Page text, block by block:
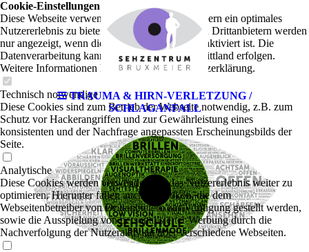
TRAUMA & HIRN-VERLETZUNG /
SCHLAGANFALL
Cookie-Einstellungen
Diese Webseite verwendet Cookies, um Besuchern ein optimales
Nutzererlebnis zu bieten. Bestimmte Inhalte von Drittanbietern werden
nur angezeigt, wenn die entsprechende Option aktiviert ist. Die
Datenverarbeitung kann dann auch in einem Drittland erfolgen.
Weitere Informationen hierzu in der Datenschutzerklärung.
Technisch notwendige
Diese Cookies sind zum Betrieb der Webseite notwendig, z.B. zum
Schutz vor Hackerangriffen und zur Gewährleistung eines
konsistenten und der Nachfrage angepassten Erscheinungsbilds der
Seite.
Analytische
Diese Cookies werden verwendet, um das Nutzererlebnis weiter zu
optimieren. Hierunter fallen auch Statistiken, die dem
Webseitenbetreiber von Drittanbietern zur Verfügung gestellt werden,
sowie die Ausspielung von personalisierter Werbung durch die
Nachverfolgung der Nutzeraktivität über verschiedene Webseiten.